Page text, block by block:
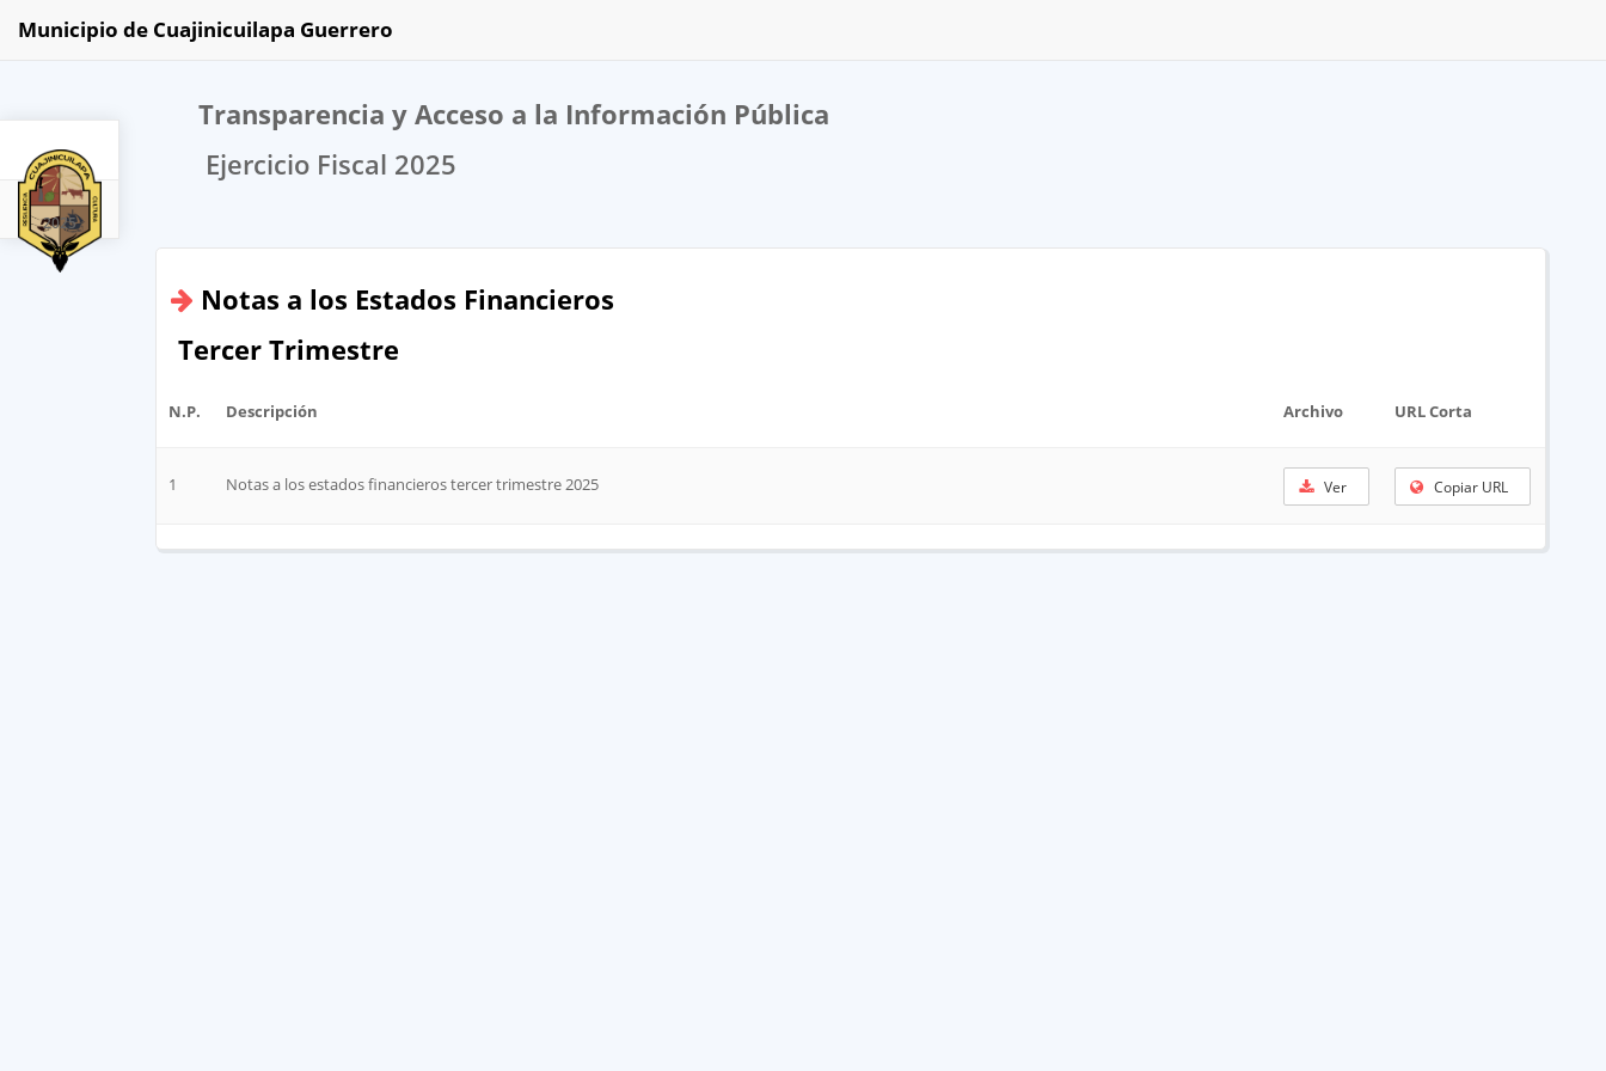
2025
Municipio de Cuajinicuilapa Guerrero
Transparencia y Acceso a la Información Pública
Ejercicio Fiscal 2025
Notas a los Estados Financieros
Tercer Trimestre
N.P. Descripción Archivo URL Corta
1 Notas a los estados financieros tercer trimestre 2025 Ver Copiar URL